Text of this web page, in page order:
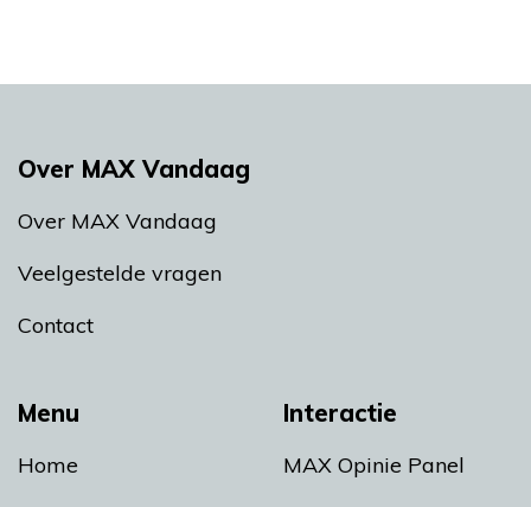
Menu
Home
Interactie
MAX Opinie Panel
Over MAX Vandaag
Over MAX Vandaag
Veelgestelde vragen
Contact